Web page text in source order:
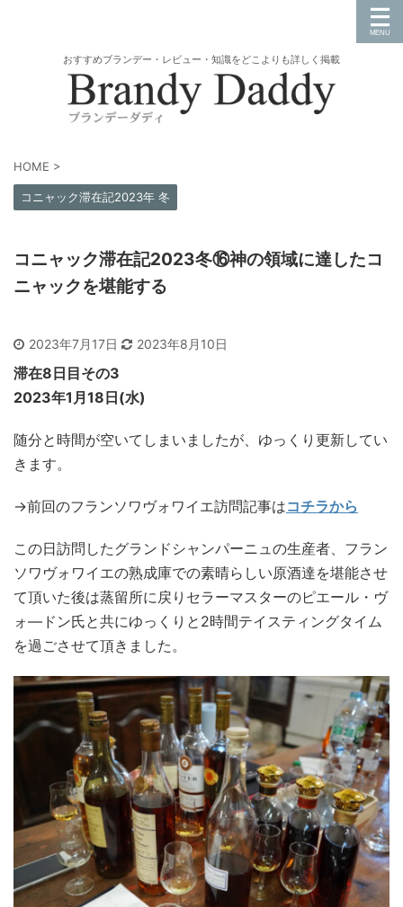
おすすめブランデー・レビュー・知識をどこよりも詳しく掲載
HOME >
コニャック滞在記2023年 冬
コニャック滞在記2023冬⑯神の領域に達したコ
ニャックを堪能する
2023年7月17日 2023年8月10日
滞在8日目その3
2023年1月18日(水)
随分と時間が空いてしまいましたが、ゆっくり更新してい
きます。
→前回のフランソワヴォワイエ訪問記事はコチラから
この日訪問したグランドシャンパーニュの生産者、フラン
ソワヴォワイエの熟成庫での素晴らしい原酒達を堪能させ
て頂いた後は蒸留所に戻りセラーマスターのピエール・ヴ
ォ―ドン氏と共にゆっくりと2時間テイスティングタイム
を過ごさせて頂きました。